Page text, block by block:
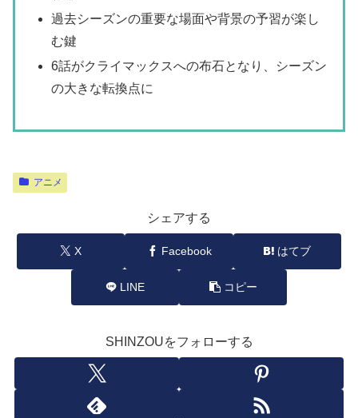
過去シーズンの重要な場面や背景の予習が楽し
む鍵
6話がクライマックスへの布石となり、シーズン
の大きな転換点に
アニメ
シェアする
X Facebook はてブ
LINE コピー
SHINZOUをフォローする